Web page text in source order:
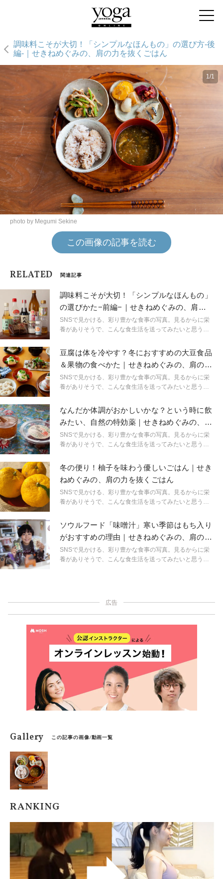
調味料こそが大切！「シンプルなほんもの」の選び方-後
編-｜せきねめぐみの、肩の力を抜くごはん
1/1
photo by Megumi Sekine
この画像の記事を読む
RELATED 関連記事
調味料こそが大切！「シンプルなほんもの」
の選びかた−前編−｜せきねめぐみの、肩の
力を抜くごはん
SNSで見かける、彩り豊かな食事の写真。見るからに栄
養がありそうで、こんな食生活を送ってみたいと思う人
人も少なくないはずです。時間もない、料理が得意じゃ
ない、不器用なあなたに伝えたい「頑張らないごは
ん」。意識すべきポイントは、とってもシンプルです。
今日からできる「簡単な食養生」、教えてくれるのはマ
クロビオティックマイスターの関根愛さんです。
豆腐は体を冷やす？冬におすすめの大豆食品
＆果物の食べかた｜せきねめぐみの、肩の力
を抜くごはん
SNSで見かける、彩り豊かな食事の写真。見るからに栄
養がありそうで、こんな食生活を送ってみたいと思う人
人も少なくないはずです。時間もない、料理が得意じゃ
ない、不器用なあなたに伝えたい「頑張らないごは
ん」。意識すべきポイントは、とってもシンプルです。
今日からできる「簡単な食養生」、教えてくれるのはマ
クロビオティックマイスターの関根愛さんです。
なんだか体調がおかしいかな？という時に飲
みたい、自然の特効薬｜せきねめぐみの、肩
の力を抜くごはん
SNSで見かける、彩り豊かな食事の写真。見るからに栄
養がありそうで、こんな食生活を送ってみたいと思う人
人も少なくないはずです。時間もない、料理が得意じゃ
ない、不器用なあなたに伝えたい「頑張らないごは
ん」。意識すべきポイントは、とってもシンプルです。
今日からできる「簡単な食養生」、教えてくれるのはマ
クロビオティックマイスターの関根愛さんです。
冬の便り！柚子を味わう優しいごはん｜せき
ねめぐみの、肩の力を抜くごはん
SNSで見かける、彩り豊かな食事の写真。見るからに栄
養がありそうで、こんな食生活を送ってみたいと思う人
人も少なくないはずです。時間もない、料理が得意じゃ
ない、不器用なあなたに伝えたい「頑張らないごは
ん」。意識すべきポイントは、とってもシンプルです。
今日からできる「簡単な食養生」、教えてくれるのはマ
クロビオティックマイスターの関根愛さんです。
ソウルフード「味噌汁」寒い季節はもち入り
がおすすめの理由｜せきねめぐみの、肩の力
を抜くごはん
SNSで見かける、彩り豊かな食事の写真。見るからに栄
養がありそうで、こんな食生活を送ってみたいと思う人
今日からできる「簡単な食養生」、教えてくれるのはマ
クロビオティックマイスターの関根愛さんです。
広告
Gallery この記事の画像/動画一覧
RANKING